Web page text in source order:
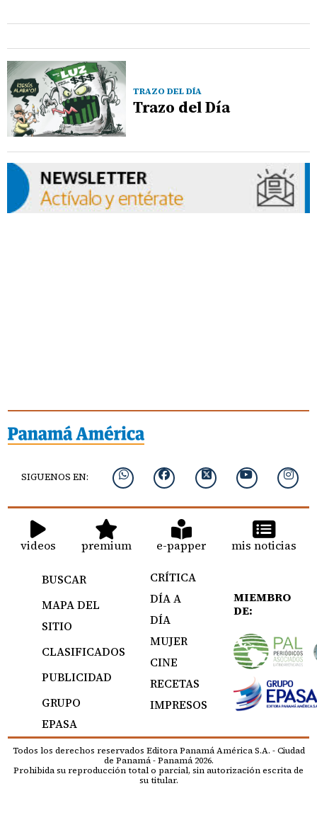
TRAZO DEL DÍA
Trazo del Día
SIGUENOS EN:
videos premium e-papper mis noticias
BUSCAR
MAPA DEL
SITIO
CLASIFICADOS
PUBLICIDAD
GRUPO
EPASA
CRÍTICA
DÍA A
DÍA
MUJER
CINE
RECETAS
IMPRESOS
MIEMBRO
DE:
Todos los derechos reservados Editora Panamá América S.A. - Ciudad
de Panamá - Panamá 2026.
Prohibida su reproducción total o parcial, sin autorización escrita de
su titular.